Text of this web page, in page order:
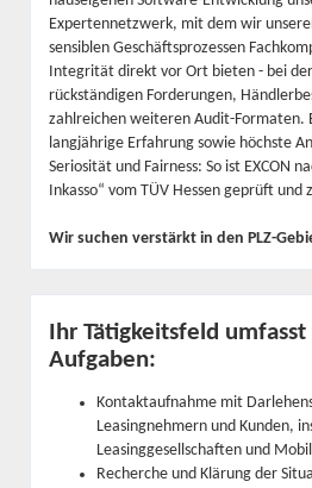
Expertennetzwerk, mit dem wir
sensiblen Geschäftsprozessen
Integrität direkt vor Ort bieten - bei
rückständigen Forderungen,
zahlreichen weiteren Audit-Formaten.
langjährige Erfahrung sowie höchste
Seriosität und Fairness: So ist EXCON
Inkasso“ vom TÜV Hessen geprüft
Wir suchen verstärkt in den PLZ-
Ihr Tätigkeitsfeld
Aufgaben:
Kontaktaufnahme mit
Leasingnehmern und Kunden,
Leasinggesellschaften und
Recherche und Klärung der